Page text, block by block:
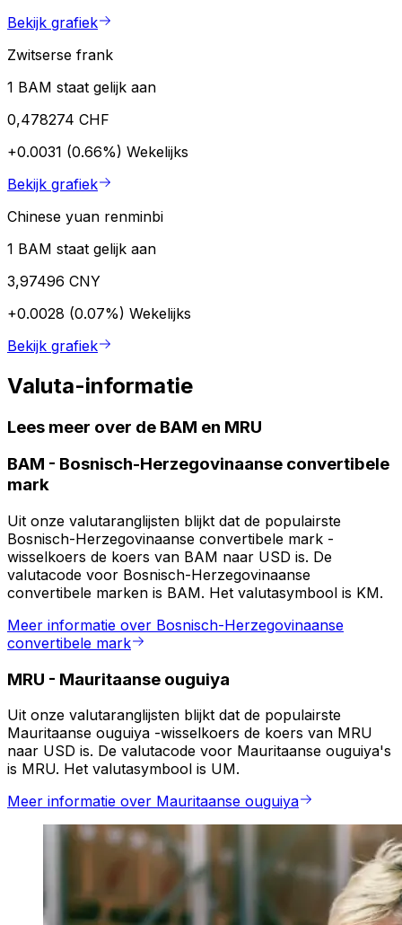
Bekijk grafiek
Zwitserse frank
1 BAM staat gelijk aan
0,478274 CHF
+0.0031 (0.66%) Wekelijks
Bekijk grafiek
Chinese yuan renminbi
1 BAM staat gelijk aan
3,97496 CNY
+0.0028 (0.07%) Wekelijks
Bekijk grafiek
Valuta-informatie
Lees meer over de BAM en MRU
BAM - Bosnisch-Herzegovinaanse convertibele
mark
Uit onze valutaranglijsten blijkt dat de populairste
Bosnisch-Herzegovinaanse convertibele mark -
wisselkoers de koers van BAM naar USD is. De
valutacode voor Bosnisch-Herzegovinaanse
convertibele marken is BAM. Het valutasymbool is KM.
Meer informatie over Bosnisch-Herzegovinaanse
convertibele mark
MRU - Mauritaanse ouguiya
Uit onze valutaranglijsten blijkt dat de populairste
Mauritaanse ouguiya -wisselkoers de koers van MRU
naar USD is. De valutacode voor Mauritaanse ouguiya's
is MRU. Het valutasymbool is UM.
Meer informatie over Mauritaanse ouguiya